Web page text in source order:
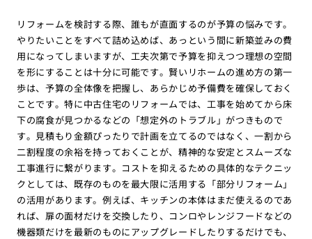
リフォームを検討する際、誰もが直面するのが予算の悩みです。
やりたいことをすべて詰め込めば、あっという間に新築並みの費
用になってしまいますが、工夫次第で予算を抑えつつ理想の空間
を形にすることは十分に可能です。賢いリホームの進め方の第一
歩は、予算の全体像を把握し、あらかじめ予備費を確保しておく
ことです。特に中古住宅のリフォームでは、工事を始めてから床
下の腐食が見つかるなどの「想定外のトラブル」がつきもので
す。見積もり金額ぴったりで計画を立てるのではなく、一割から
二割程度の余裕を持っておくことが、精神的な安定とスムーズな
工事進行に繋がります。コストを抑えるための具体的なテクニッ
クとしては、既存のものを最大限に活用する「部分リフォーム」
の活用があります。例えば、キッチンの本体はまだ使えるのであ
れば、扉の面材だけを交換したり、コンロやレンジフードなどの
機器類だけを最新のものにアップグレードしたりするだけでも、